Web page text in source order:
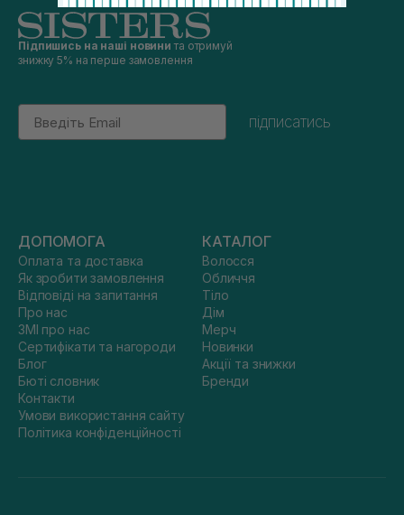
Підпишись на наші новини та отримуй
знижку 5% на перше замовлення
Email
підписатись
ДОПОМОГА
Оплата та доставка
Як зробити замовлення
Відповіді на запитання
Про нас
ЗМІ про нас
Сертифікати та нагороди
Блог
Бюті словник
Контакти
Умови використання сайту
Політика конфіденційності
КАТАЛОГ
Волосся
Обличчя
Тіло
Дім
Мерч
Новинки
Акції та знижки
Бренди